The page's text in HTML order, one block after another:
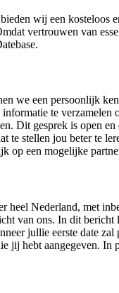
wij een kosteloos
vertrouwen van
we een persoonlijk
te
Dit gesprek is open
te stellen jou beter te
op een mogelijke
heel Nederland, met
van ons. In dit
jullie eerste date
jij hebt aangegeven.